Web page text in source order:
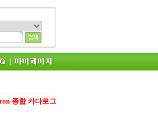
종합 카다로그